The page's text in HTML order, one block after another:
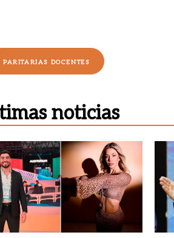
PARITARIAS DOCENTES
noticias